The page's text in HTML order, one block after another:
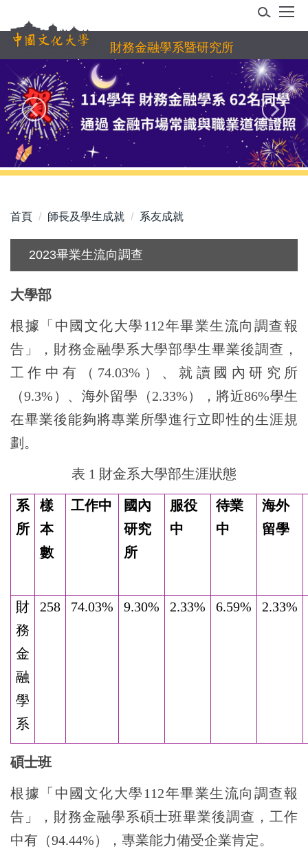
到
主
要
內
容
區
財務金融學系暨研究所
首頁 師長及學生成就 系友成就
2023畢業生流向調查
大學部
根據「中國文化大學112年畢業生流向調查報
告」，財務金融學系大學部學生畢業後調查，
工作中有（74.03%）、就讀國內研究所
（9.3%）、海外留學（2.33%），將近86%學生
在畢業後能夠將專業所學進行立即性的生涯規
劃。
表 1 財金系大學部生涯狀態
系
所
樣
本
數
工作中
國內
研究
所
服役
中
待業
中
海外
留學
財
務
金
融
學
系
258 74.03% 9.30% 2.33% 6.59% 2.33%
碩士班
根據「中國文化大學112年畢業生流向調查報
告」，財務金融學系碩士班畢業後調查，工作
中有（94.44%），專業能力備受企業肯定。